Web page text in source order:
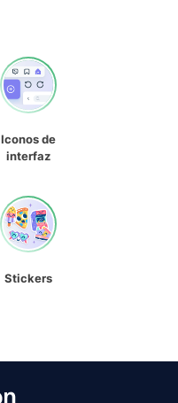
Iconos de
interfaz
Stickers